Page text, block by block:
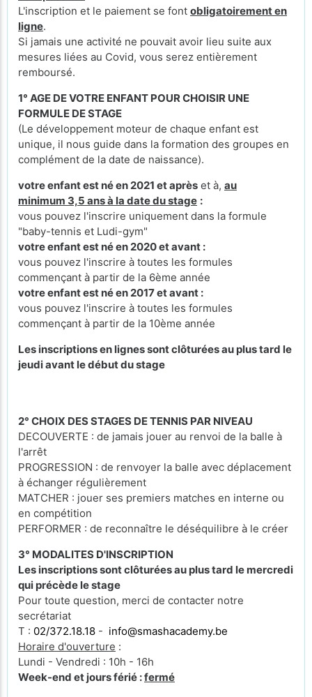
L'inscription et le paiement se font obligatoirement en
ligne.
Si jamais une activité ne pouvait avoir lieu suite aux
mesures liées au Covid, vous serez entièrement
remboursé.
1° AGE DE VOTRE ENFANT POUR CHOISIR UNE
FORMULE DE STAGE
(Le développement moteur de chaque enfant est
unique, il nous guide dans la formation des groupes en
complément de la date de naissance).
votre enfant est né en 2021 et après et à, au
minimum 3,5 ans à la date du stage :
vous pouvez l'inscrire uniquement dans la formule
"baby-tennis et Ludi-gym"
votre enfant est né en 2020 et avant :
vous pouvez l'inscrire à toutes les formules
commençant à partir de la 6ème année
votre enfant est né en 2017 et avant :
vous pouvez l'inscrire à toutes les formules
commençant à partir de la 10ème année
Les inscriptions en lignes sont clôturées au plus tard le
jeudi avant le début du stage
2° CHOIX DES STAGES DE TENNIS PAR NIVEAU
DECOUVERTE : de jamais jouer au renvoi de la balle à
l'arrêt
PROGRESSION : de renvoyer la balle avec déplacement
à échanger régulièrement
MATCHER : jouer ses premiers matches en interne ou
en compétition
PERFORMER : de reconnaître le déséquilibre à le créer
3° MODALITES D'INSCRIPTION
Les inscriptions sont clôturées au plus tard le mercredi
qui précède le stage
Pour toute question, merci de contacter notre
secrétariat
T : 02/372.18.18 - info@smashacademy.be
Horaire d'ouverture :
Lundi - Vendredi : 10h - 16h
Week-end et jours férié :fermé